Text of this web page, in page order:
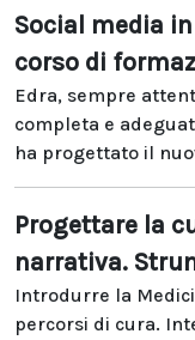
Social media
corso di
Edra, sempre
completa e
ha progettato il
Progettare la
narrativa.
Introdurre la
percorsi di cura.